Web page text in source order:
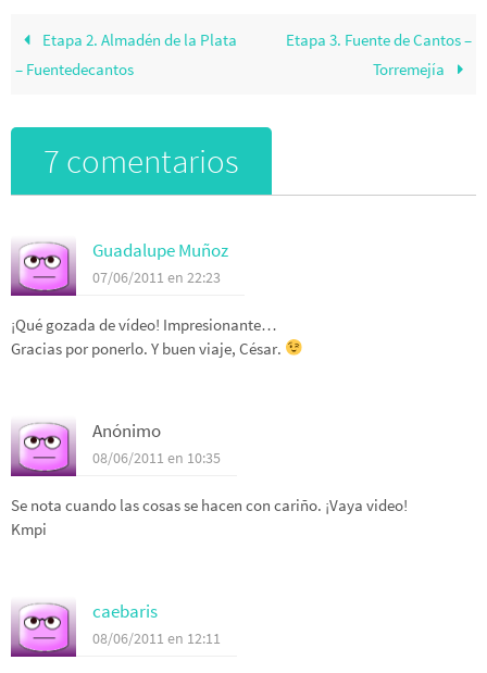
Etapa 2. Almadén de la Plata
– Fuentedecantos
Etapa 3. Fuente de Cantos –
Torremejía
7 comentarios
Guadalupe Muñoz
07/06/2011 en 22:23
¡Qué gozada de vídeo! Impresionante…
Gracias por ponerlo. Y buen viaje, César.
Anónimo
08/06/2011 en 10:35
Se nota cuando las cosas se hacen con cariño. ¡Vaya video!
Kmpi
caebaris
08/06/2011 en 12:11